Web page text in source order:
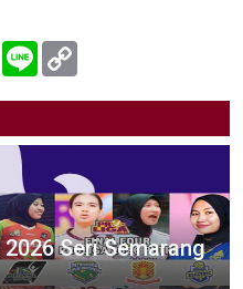
WeChatLine
Seri Semarang